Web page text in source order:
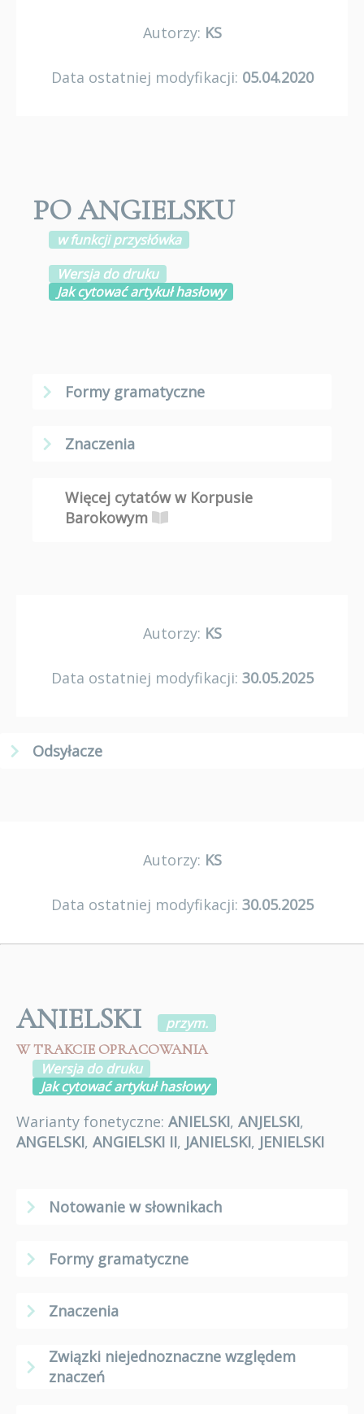
Autorzy: KS
Data ostatniej modyfikacji: 05.04.2020
PO ANGIELSKU
w funkcji przysłówka
Wersja do druku
Jak cytować artykuł hasłowy
Formy gramatyczne
Znaczenia
Więcej cytatów w Korpusie
Barokowym
Autorzy: KS
Data ostatniej modyfikacji: 30.05.2025
Odsyłacze
Autorzy: KS
Data ostatniej modyfikacji: 30.05.2025
ANIELSKI
przym.
W TRAKCIE OPRACOWANIA
Wersja do druku
Jak cytować artykuł hasłowy
Warianty fonetyczne: ANIELSKI, ANJELSKI,
ANGELSKI, ANGIELSKI II, JANIELSKI, JENIELSKI
Notowanie w słownikach
Formy gramatyczne
Znaczenia
Związki niejednoznaczne względem
znaczeń